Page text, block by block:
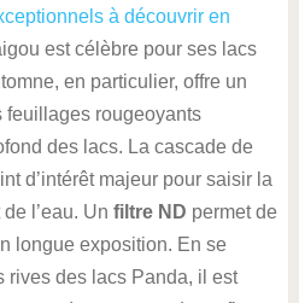
à découvrir en
est célèbre pour ses lacs
en particulier, offre un
feuillages rougeoyants
des lacs. La cascade de
d’intérêt majeur pour saisir la
l’eau. Un filtre ND permet de
longue exposition. En se
rives des lacs Panda, il est